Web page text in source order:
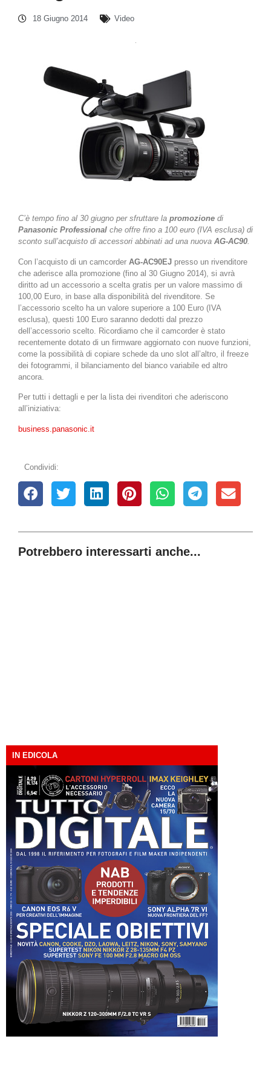
18 Giugno 2014 Video
C’è tempo fino al 30 giugno per sfruttare la promozione di
Panasonic Professional che offre fino a 100 euro (IVA esclusa) di
sconto sull’acquisto di accessori abbinati ad una nuova AG-AC90.
Con l’acquisto di un camcorder AG-AC90EJ presso un rivenditore
che aderisce alla promozione (fino al 30 Giugno 2014), si avrà
diritto ad un accessorio a scelta gratis per un valore massimo di
100,00 Euro, in base alla disponibilità del rivenditore. Se
l’accessorio scelto ha un valore superiore a 100 Euro (IVA
esclusa), questi 100 Euro saranno dedotti dal prezzo
dell’accessorio scelto. Ricordiamo che il camcorder è stato
recentemente dotato di un firmware aggiornato con nuove funzioni,
come la possibilità di copiare schede da uno slot all’altro, il freeze
dei fotogrammi, il bilanciamento del bianco variabile ed altro
ancora.
Per tutti i dettagli e per la lista dei rivenditori che aderiscono
all’iniziativa:
business.panasonic.it
Condividi:
Potrebbero interessarti anche...
IN EDICOLA